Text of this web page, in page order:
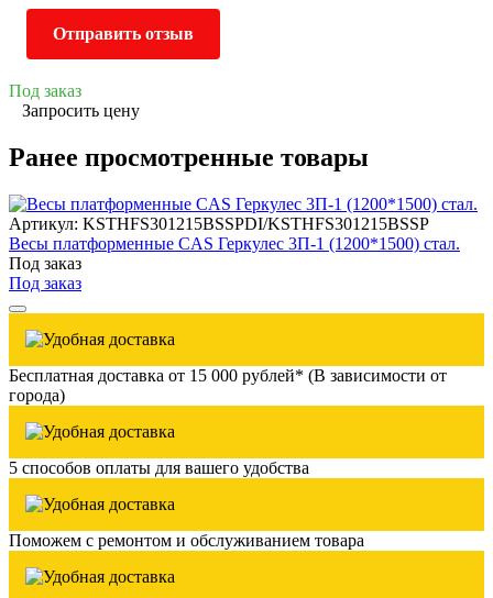
Отправить отзыв
Под заказ
Запросить цену
Ранее просмотренные товары
Артикул: KSTHFS301215BSSPDI/KSTHFS301215BSSP
Весы платформенные CAS Геркулес 3П-1 (1200*1500) стал.
Под заказ
Под заказ
Бесплатная доставка от 15 000 рублей* (В зависимости от
города)
5 способов оплаты для вашего удобства
Поможем с ремонтом и обслуживанием товара